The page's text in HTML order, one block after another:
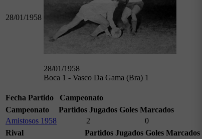
28/01/1958
28/01/1958
Boca 1 - Vasco Da Gama (Bra) 1
Fecha Partido
Campeonato
Campeonato
Partidos Jugados Goles Marcados
Amistosos 1958
2
0
Rival
Partidos Jugados Goles Marcados